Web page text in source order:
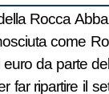
Rocca
come
euro da parte
far ripartire il